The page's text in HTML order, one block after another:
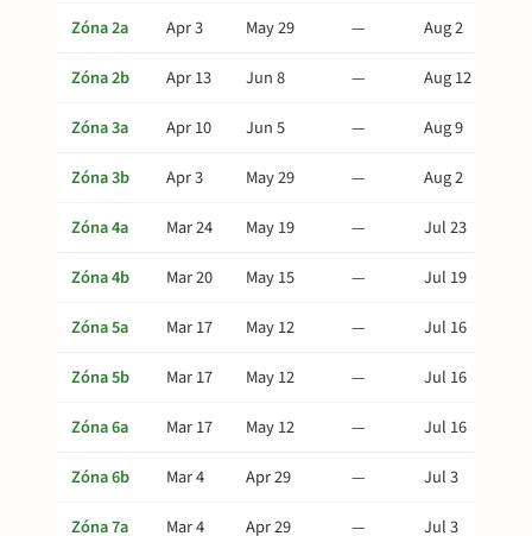
Zóna 2a
Apr 3 May 29 —
Aug 2
Zóna 2b
Apr 13 Jun 8 —
Aug 12
Zóna 3a
Apr 10 Jun 5 —
Aug 9
Zóna 3b
Apr 3 May 29 —
Aug 2
Zóna 4a
Mar 24 May 19 —
Jul 23
Zóna 4b
Mar 20 May 15 —
Jul 19
Zóna 5a
Mar 17 May 12 —
Jul 16
Zóna 5b
Mar 17 May 12 —
Jul 16
Zóna 6a
Mar 17 May 12 —
Jul 16
Zóna 6b
Mar 4 Apr 29 —
Jul 3
Zóna 7a
Mar 4 Apr 29 —
Jul 3